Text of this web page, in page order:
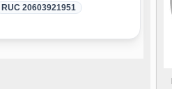
RUC 20603921951